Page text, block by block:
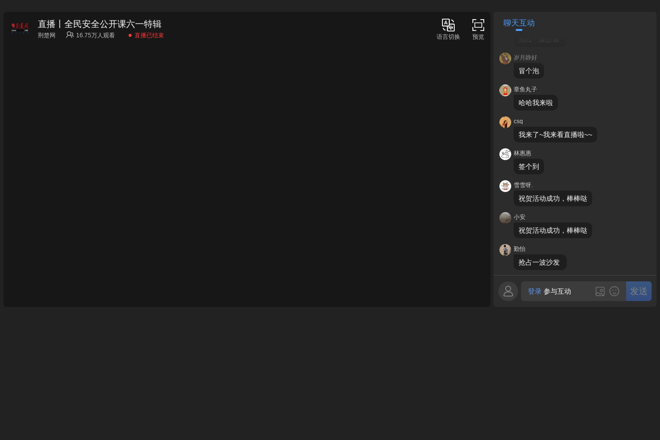
直播丨全民安全公开课六一特辑
荆楚网 16.75万人观看 直播已结束 语言切换 预览
聊天互动
南柯遗梦
岁月静好
冒个泡
章鱼丸子
哈哈我来啦
csq
我来了~我来看直播啦~~
林惠惠
签个到
雪雪呀.
祝贺活动成功，棒棒哒
小安
祝贺活动成功，棒棒哒
勤怡
抢占一波沙发
登录 参与互动 发送